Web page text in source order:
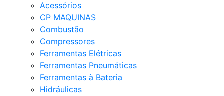
Acessórios
CP MAQUINAS
Combustão
Compressores
Ferramentas Elétricas
Ferramentas Pneumáticas
Ferramentas à Bateria
Hidráulicas